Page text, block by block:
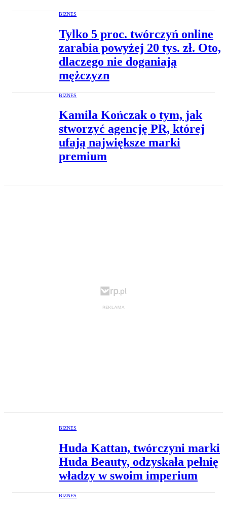
BIZNES
Tylko 5 proc. twórczyń online
zarabia powyżej 20 tys. zł. Oto,
dlaczego nie doganiają
mężczyzn
BIZNES
Kamila Kończak o tym, jak
stworzyć agencję PR, której
ufają największe marki
premium
BIZNES
Huda Kattan, twórczyni marki
Huda Beauty, odzyskała pełnię
władzy w swoim imperium
BIZNES